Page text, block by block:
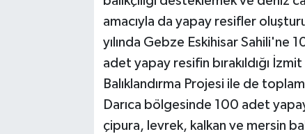
amacıyla da yapay resifler
yılında Gebze Eskihisar Sahili'ne
adet yapay resifin bırakıldığı
Balıklandırma Projesi ile de
Darıca bölgesinde 100 adet
çipura, levrek, kalkan ve mersin